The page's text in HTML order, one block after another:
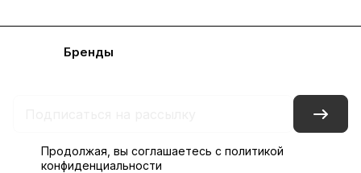
Бренды
Продолжая, вы соглашаетесь с политикой
конфиденциальности